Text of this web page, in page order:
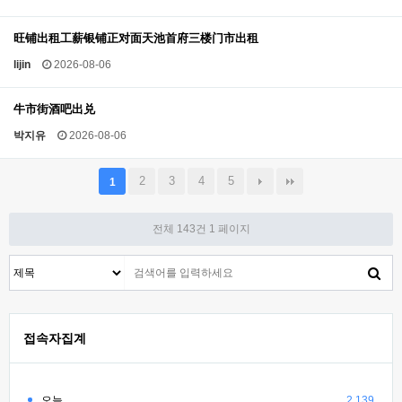
旺铺出租工薪银铺正对面天池首府三楼门市出租
lijin 2026-08-06
牛市街酒吧出兑
박지유 2026-08-06
1 2 3 4 5
전체 143건 1 페이지
접속자집계